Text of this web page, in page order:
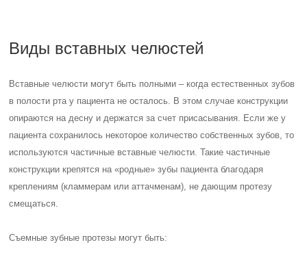
Виды вставных челюстей
Вставные челюсти могут быть полными – когда естественных зубов
в полости рта у пациента не осталось. В этом случае конструкции
опираются на десну и держатся за счет присасывания. Если же у
пациента сохранилось некоторое количество собственных зубов, то
используются частичные вставные челюсти. Такие частичные
конструкции крепятся на «родные» зубы пациента благодаря
креплениям (кламмерам или аттачменам), не дающим протезу
смещаться.
Съемные зубные протезы могут быть: